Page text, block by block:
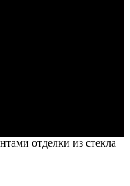
отделки из стекла